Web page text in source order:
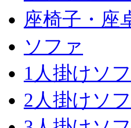
座椅子・座
ソファ
1人掛けソ
2人掛けソ